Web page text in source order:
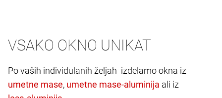
VSAKO OKNO UNIKAT
Po vaših individulanih željah izdelamo okna iz
,
ali iz